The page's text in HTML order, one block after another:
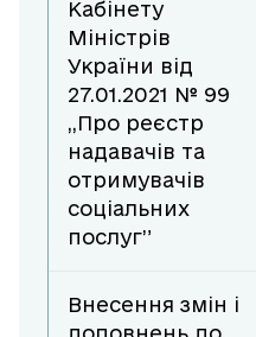
Кабінету
Міністрів
України від
27.01.2021 № 99
,,Про реєстр
надавачів та
отримувачів
соціальних
послуг”
Внесення змін і